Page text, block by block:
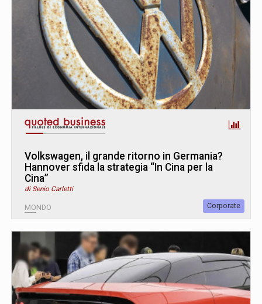
Volkswagen, il grande ritorno in Germania?
Hannover sfida la strategia “In Cina per la
Cina”
di Senio Carletti
MONDO Corporate